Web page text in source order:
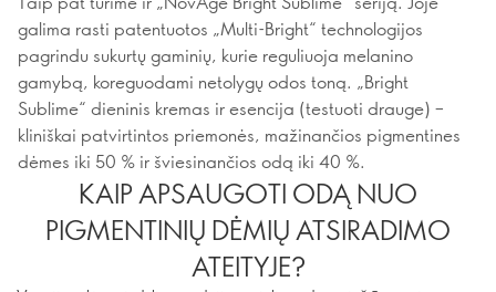
galima rasti patentuotos „Multi-Bright“ technologijos
pagrindu sukurtų gaminių, kurie reguliuoja melanino
gamybą, koreguodami netolygų odos toną. „Bright
Sublime“ dieninis kremas ir esencija (testuoti drauge) –
kliniškai patvirtintos priemonės, mažinančios pigmentines
dėmes iki 50 % ir šviesinančios odą iki 40 %.
KAIP APSAUGOTI ODĄ NUO
PIGMENTINIŲ DĖMIŲ ATSIRADIMO
ATEITYJE?